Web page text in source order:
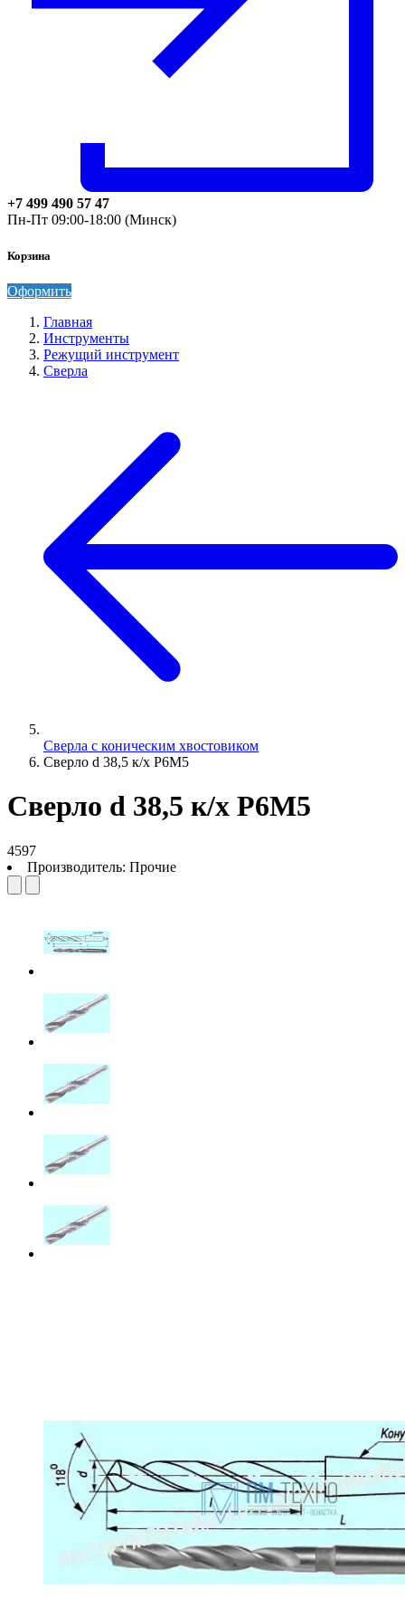
+7 499 490 57 47
Пн-Пт 09:00-18:00 (Минск)
Корзина
Оформить
Главная
Инструменты
Режущий инструмент
Сверла
Сверла с коническим хвостовиком
Сверло d 38,5 к/х Р6М5
Сверло d 38,5 к/х Р6М5
4597
Производитель: Прочие